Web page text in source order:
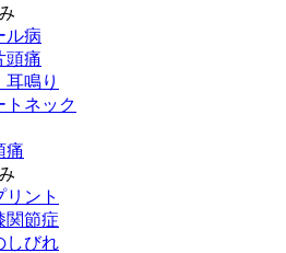
ル病
頭痛
耳鳴り
トネック
痛
リント
関節症
しびれ